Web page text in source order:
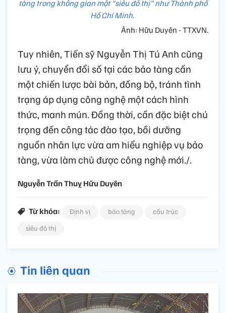
tàng trong không gian một "siêu đô thị" như Thành phố
Hồ Chí Minh.
Ảnh: Hữu Duyên - TTXVN.
Tuy nhiên, Tiến sỹ Nguyễn Thị Tú Anh cũng
lưu ý, chuyển đổi số tại các bảo tàng cần
một chiến lược bài bản, đồng bộ, tránh tình
trạng áp dụng công nghệ một cách hình
thức, manh mún. Đồng thời, cần đặc biệt chú
trọng đến công tác đào tạo, bồi dưỡng
nguồn nhân lực vừa am hiểu nghiệp vụ bảo
tàng, vừa làm chủ được công nghệ mới./.
Nguyễn Trần Thuỵ Hữu Duyên
Từ khóa: Định vị bảo tàng
cấu trúc
siêu đô thị
Tin liên quan